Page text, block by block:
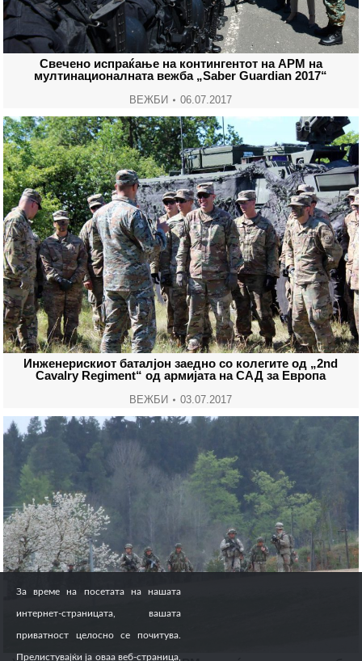
Свечено испраќање на контингентот на АРМ на
мултинационалната вежба „Saber Guardian 2017“
ВЕЖБИ 06.07.2017
Инженерискиот баталјон заедно со колегите од „2nd
Cavalry Regiment“ од армијата на САД за Европа
ВЕЖБИ 03.07.2017
За време на посетата на нашата
интернет-страницата, вашата
приватност целосно се почитува.
Прелистувајќи ја оваа веб-страница,